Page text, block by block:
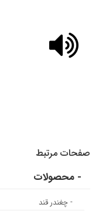
صفحات مرتبط
- محصولات
- چغندر قند